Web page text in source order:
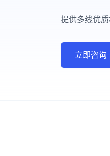
提供多线优
立即咨询